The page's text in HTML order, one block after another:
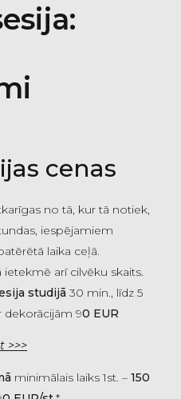
cenas
no tā, kur tā notiek,
iespējamiem
laika ceļā.
ietekmē arī cilvēku skaits.
studijā 30 min., līdz 5
dekorācijām 90 EUR
>>>
minimālais laiks 1st. – 150